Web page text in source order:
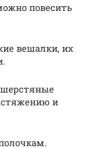
повесить
вешалки, их
и